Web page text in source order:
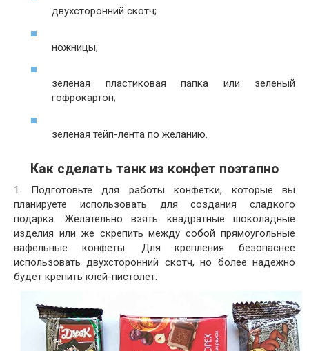
двухсторонний скотч;
ножницы;
зеленая пластиковая папка или зеленый
гофрокартон;
зеленая тейп-лента по желанию.
Как сделать танк из конфет поэтапно
1. Подготовьте для работы конфетки, которые вы
планируете использовать для создания сладкого
подарка. Желательно взять квадратные шоколадные
изделия или же скрепить между собой прямоугольные
вафельные конфеты. Для крепления безопаснее
использовать двухсторонний скотч, но более надежно
будет крепить клей-пистолет.